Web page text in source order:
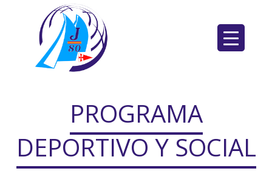
PROGRAMA
DEPORTIVO Y SOCIAL